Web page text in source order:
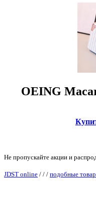
OEING
Не пропускайте акции и
JDST online / / / подобные